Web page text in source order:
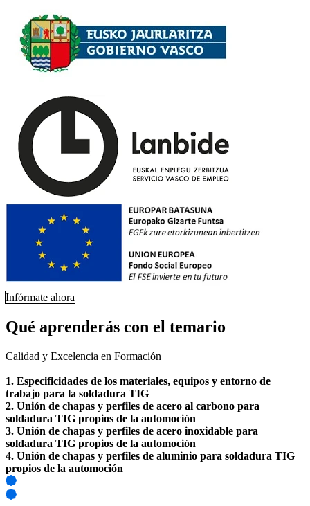
Infórmate ahora
Qué aprenderás con el temario
Calidad y Excelencia en Formación
1. Especificidades de los materiales, equipos y entorno de
trabajo para la soldadura TIG
2. Unión de chapas y perfiles de acero al carbono para
soldadura TIG propios de la automoción
3. Unión de chapas y perfiles de acero inoxidable para
soldadura TIG propios de la automoción
4. Unión de chapas y perfiles de aluminio para soldadura TIG
propios de la automoción